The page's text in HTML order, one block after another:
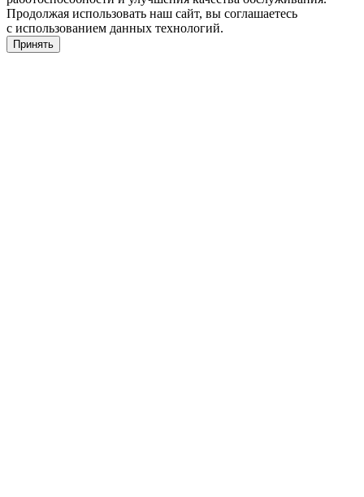
Продолжая использовать наш сайт, вы соглашаетесь
с использованием данных технологий.
Принять